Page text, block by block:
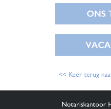
<< Keer terug
Notariskantoor